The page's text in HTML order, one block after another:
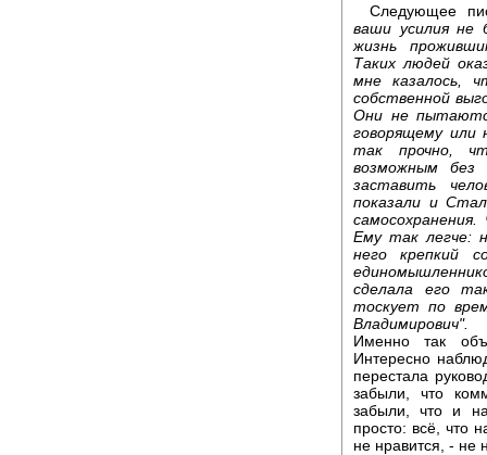
Следующее
ваши усилия не
жизнь
Таких людей
мне казалось,
собственной
Они не
говорящему или
так прочно,
возможным без
заставить
показали и
Ему так легче:
него крепкий
сделала его
тоскует по
Владимирович".
Именно так
Интересно
перестала
забыли, что
забыли, что и
просто: всё, что
не нравится, - не